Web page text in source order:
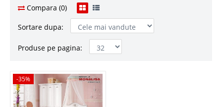
Compara (0)
Sortare dupa:
Produse pe pagina:
-35%
-35%